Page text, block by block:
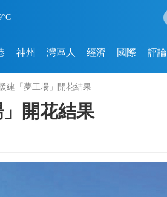
神州 灣區人 經濟 國際 評論
建「夢工場」開花結果
開花結果